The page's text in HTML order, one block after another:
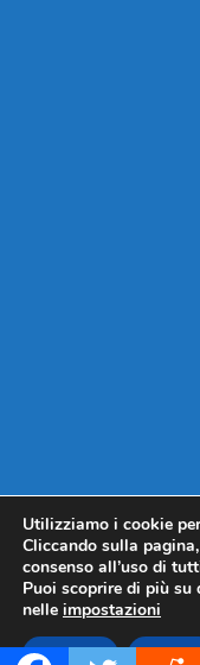
Utilizziamo i cookie
Cliccando sulla
consenso all’uso di
Puoi scoprire di più
nelle impostazioni
Accetta Rifiuta